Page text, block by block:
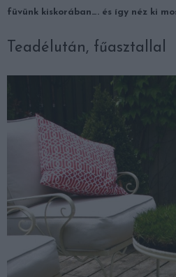
füvünk kiskorában…. és így néz ki
Teadélután, fűasztallal